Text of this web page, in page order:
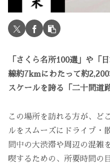
「さくら名所100選」や「
線約7kmにわたって約
スケールを誇る「二十間道
この場所を訪れる方が、ど
ルをスムーズにドライブ・
間中の大渋滞や周辺の混雑
喫するための、所要時間の